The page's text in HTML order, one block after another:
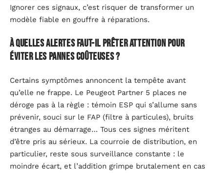
Ignorer ces signaux, c’est risquer de transformer un
modèle fiable en gouffre à réparations.
À quelles alertes faut-il prêter attention pour
éviter les pannes coûteuses ?
Certains symptômes annoncent la tempête avant
qu’elle ne frappe. Le Peugeot Partner 5 places ne
déroge pas à la règle : témoin ESP qui s’allume sans
prévenir, souci sur le FAP (filtre à particules), bruits
étranges au démarrage… Tous ces signes méritent
d’être pris au sérieux. La courroie de distribution, en
particulier, reste sous surveillance constante : le
moindre écart, et l’addition grimpe brutalement en cas